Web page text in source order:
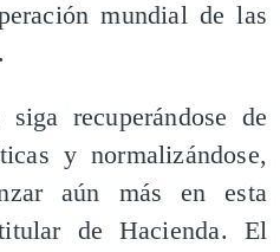
mundial de las
recuperándose de
y normalizándose,
aún más en esta
de Hacienda. El